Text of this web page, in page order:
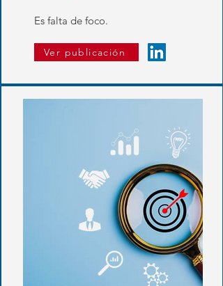
Es falta de foco.
Ver publicación